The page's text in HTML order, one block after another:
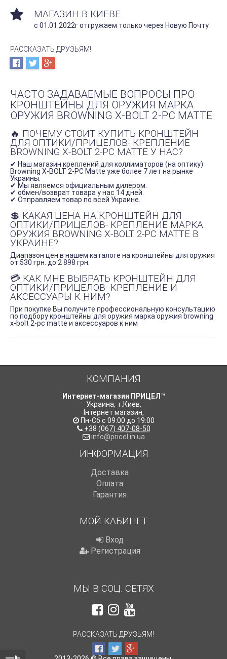
МАГАЗИН В КИЕВЕ
с 01.01.2022г отгружаем только через Новую Почту
РАССКАЗАТЬ ДРУЗЬЯМ!
ЧАСТО ЗАДАВАЕМЫЕ ВОПРОСЫ ПРО
КРОНШТЕЙНЫ ДЛЯ ОРУЖИЯ МАРКА
ОРУЖИЯ BROWNING X-BOLT 2-PC MATTE
🔥 ПОЧЕМУ СТОИТ КУПИТЬ КРОНШТЕЙН
ДЛЯ ОПТИКИ/ПРИЦЕЛОВ- КРЕПЛЕНИЕ
BROWNING X-BOLT 2-PC MATTE У НАС?
✔ Наш магазин креплений для коллиматоров (на оптику)
Browning X-BOLT 2-PC Matte уже более 7 лет на рынке
Украины.
✔ Мы являемся официальным дилером.
✔ обмен/возврат товара у нас 14 дней.
✔ Отправляем товар по всей Украине.
💲 КАКАЯ ЦЕНА НА КРОНШТЕЙН ДЛЯ
ОПТИКИ/ПРИЦЕЛОВ- КРЕПЛЕНИЕ МАРКА
ОРУЖИЯ BROWNING X-BOLT 2-PC MATTE В
УКРАИНЕ?
Диапазон цен в нашем каталоге на кронштейны для оружия
от 530 грн. до 2 898 грн.
💳 КАК МНЕ ВЫБРАТЬ КРОНШТЕЙН ДЛЯ
ОПТИКИ/ПРИЦЕЛОВ- КРЕПЛЕНИЕ И
АКСЕССУАРЫ К НИМ?
При покупке Вы получите профессиональную консультацию
по подбору кронштейны для оружия марка оружия browning
x-bolt 2-pc matte и аксессуаров к ним
КОМПАНИЯ
Интернет-магазин ПРИЦЕЛ™
Украина, г.Киев,
Інтернет магазин,
Пн-Сб с 09:00 до 19:00
+38 (067) 407-08-50
info@pricel.in.ua
ИНФОРМАЦИЯ
Доставка
Оплата
Гарантия
МОЙ КАБИНЕТ
Вход
Регистрация
МЫ В СОЦ. СЕТЯХ
РАССКАЗАТЬ ДРУЗЬЯМ!